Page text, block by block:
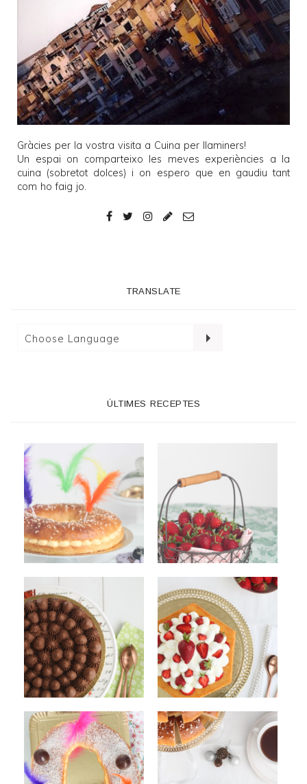
Gràcies per la vostra visita a Cuina per llaminers!
Un espai on comparteixo les meves experiències a la
cuina (sobretot dolces) i on espero que en gaudiu tant
com ho faig jo.
TRANSLATE
ÚLTIMES RECEPTES